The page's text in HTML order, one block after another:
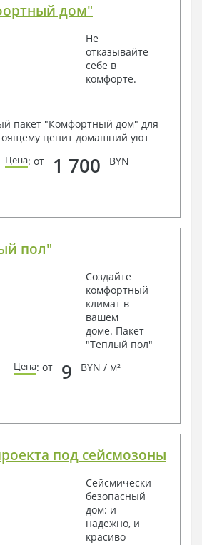
дом"
Не
отказывайте
себе в
комфорте.
пакет "Комфортный дом" для
ценит домашний уют
Цена: от 1 700 BYN
пол"
Создайте
комфортный
климат в
вашем
доме. Пакет
"Теплый пол"
Цена: от 9 BYN / м²
под сейсмозоны
Сейсмически
безопасный
дом: и
надежно, и
красиво